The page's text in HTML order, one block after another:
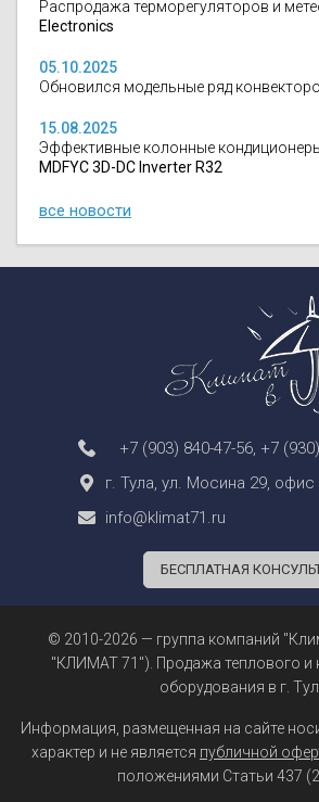
Распродажа терморегуляторов и
Electronics
05.10.2025
Обновился модельные ряд
15.08.2025
Эффективные колонные
MDFYC 3D-DC Inverter R32
все новости
+7 (903) 840-47-56 +7
г. Тула, ул. Мосина 29, офис
info@klimat71.ru
БЕСПЛАТНАЯ
© 2010-2026 — группа компаний
"КЛИМАТ 71"). Продажа теплового и
оборудования в г.
Информация, размещенная на сайте
характер и не является публичной
положениями Статьи 437